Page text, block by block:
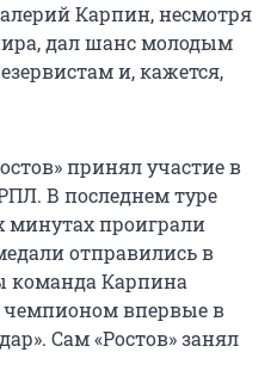
Карпин, несмотря
дал шанс молодым
и, кажется,
принял участие в
В последнем туре
минутах проиграли
отправились в
команда Карпина
чемпионом впервые в
Сам «Ростов» занял